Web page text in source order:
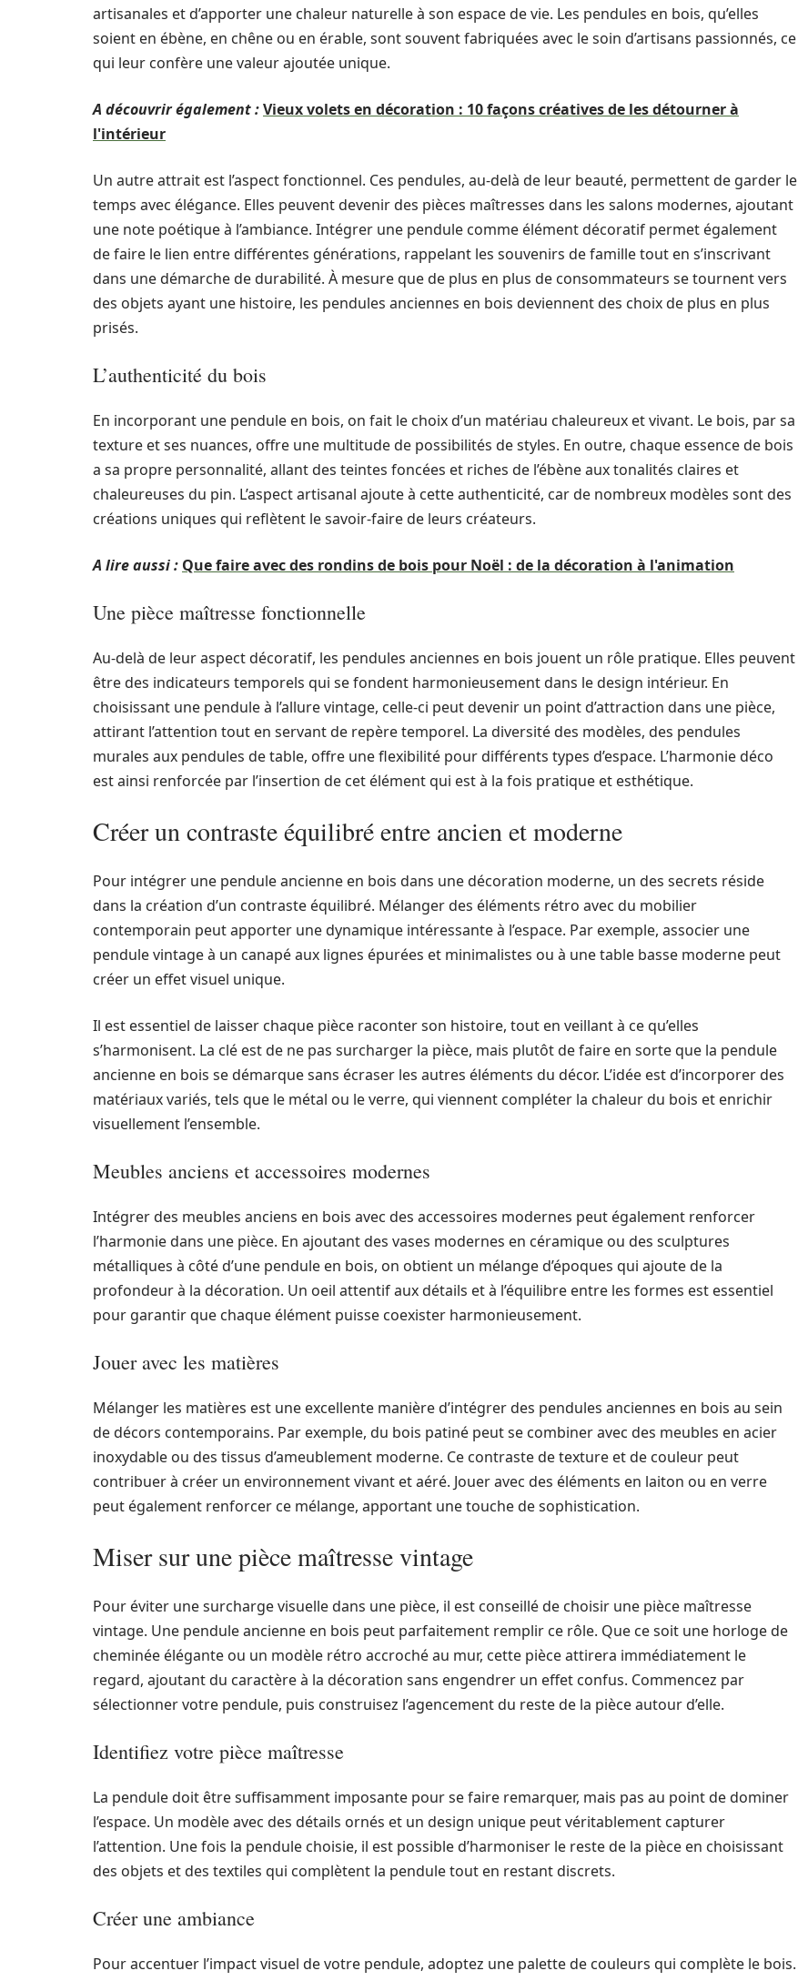
artisanales et d’apporter une chaleur naturelle à son espace de vie. Les pendules en bois, qu’elles
soient en ébène, en chêne ou en érable, sont souvent fabriquées avec le soin d’artisans passionnés, ce
qui leur confère une valeur ajoutée unique.
A découvrir également :Vieux volets en décoration : 10 façons créatives de les détourner à
l'intérieur
Un autre attrait est l’aspect fonctionnel. Ces pendules, au-delà de leur beauté, permettent de garder le
temps avec élégance. Elles peuvent devenir des pièces maîtresses dans les salons modernes, ajoutant
une note poétique à l’ambiance. Intégrer une pendule comme élément décoratif permet également
de faire le lien entre différentes générations, rappelant les souvenirs de famille tout en s’inscrivant
dans une démarche de durabilité. À mesure que de plus en plus de consommateurs se tournent vers
des objets ayant une histoire, les pendules anciennes en bois deviennent des choix de plus en plus
prisés.
L’authenticité du bois
En incorporant une pendule en bois, on fait le choix d’un matériau chaleureux et vivant. Le bois, par sa
texture et ses nuances, offre une multitude de possibilités de styles. En outre, chaque essence de bois
a sa propre personnalité, allant des teintes foncées et riches de l’ébène aux tonalités claires et
chaleureuses du pin. L’aspect artisanal ajoute à cette authenticité, car de nombreux modèles sont des
créations uniques qui reflètent le savoir-faire de leurs créateurs.
A lire aussi : Que faire avec des rondins de bois pour Noël : de la décoration à l'animation
Une pièce maîtresse fonctionnelle
Au-delà de leur aspect décoratif, les pendules anciennes en bois jouent un rôle pratique. Elles peuvent
être des indicateurs temporels qui se fondent harmonieusement dans le design intérieur. En
choisissant une pendule à l’allure vintage, celle-ci peut devenir un point d’attraction dans une pièce,
attirant l’attention tout en servant de repère temporel. La diversité des modèles, des pendules
murales aux pendules de table, offre une flexibilité pour différents types d’espace. L’harmonie déco
est ainsi renforcée par l’insertion de cet élément qui est à la fois pratique et esthétique.
Créer un contraste équilibré entre ancien et moderne
Pour intégrer une pendule ancienne en bois dans une décoration moderne, un des secrets réside
dans la création d’un contraste équilibré. Mélanger des éléments rétro avec du mobilier
contemporain peut apporter une dynamique intéressante à l’espace. Par exemple, associer une
pendule vintage à un canapé aux lignes épurées et minimalistes ou à une table basse moderne peut
créer un effet visuel unique.
Il est essentiel de laisser chaque pièce raconter son histoire, tout en veillant à ce qu’elles
s’harmonisent. La clé est de ne pas surcharger la pièce, mais plutôt de faire en sorte que la pendule
ancienne en bois se démarque sans écraser les autres éléments du décor. L’idée est d’incorporer des
matériaux variés, tels que le métal ou le verre, qui viennent compléter la chaleur du bois et enrichir
visuellement l’ensemble.
Meubles anciens et accessoires modernes
Intégrer des meubles anciens en bois avec des accessoires modernes peut également renforcer
l’harmonie dans une pièce. En ajoutant des vases modernes en céramique ou des sculptures
métalliques à côté d’une pendule en bois, on obtient un mélange d’époques qui ajoute de la
profondeur à la décoration. Un oeil attentif aux détails et à l’équilibre entre les formes est essentiel
pour garantir que chaque élément puisse coexister harmonieusement.
Jouer avec les matières
Mélanger les matières est une excellente manière d’intégrer des pendules anciennes en bois au sein
de décors contemporains. Par exemple, du bois patiné peut se combiner avec des meubles en acier
inoxydable ou des tissus d’ameublement moderne. Ce contraste de texture et de couleur peut
contribuer à créer un environnement vivant et aéré. Jouer avec des éléments en laiton ou en verre
peut également renforcer ce mélange, apportant une touche de sophistication.
Miser sur une pièce maîtresse vintage
Pour éviter une surcharge visuelle dans une pièce, il est conseillé de choisir une pièce maîtresse
vintage. Une pendule ancienne en bois peut parfaitement remplir ce rôle. Que ce soit une horloge de
cheminée élégante ou un modèle rétro accroché au mur, cette pièce attirera immédiatement le
regard, ajoutant du caractère à la décoration sans engendrer un effet confus. Commencez par
sélectionner votre pendule, puis construisez l’agencement du reste de la pièce autour d’elle.
Identifiez votre pièce maîtresse
La pendule doit être suffisamment imposante pour se faire remarquer, mais pas au point de dominer
l’espace. Un modèle avec des détails ornés et un design unique peut véritablement capturer
l’attention. Une fois la pendule choisie, il est possible d’harmoniser le reste de la pièce en choisissant
des objets et des textiles qui complètent la pendule tout en restant discrets.
Créer une ambiance
Pour accentuer l’impact visuel de votre pendule, adoptez une palette de couleurs qui complète le bois.